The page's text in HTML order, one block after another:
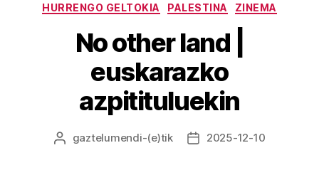
HURRENGO GELTOKIA
PALESTINA ZINEMA
No other land |
euskarazko
azpitituluekin
Argitalpenaren
gaztelumendi-(e)tik
Argitalpenaren
2025-12-10